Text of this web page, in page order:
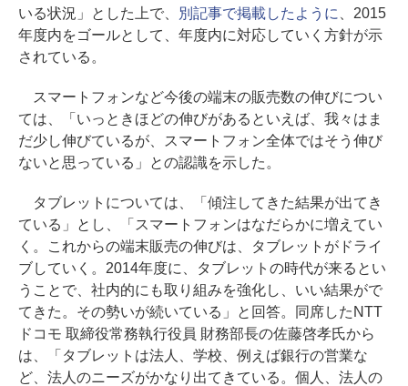
いる状況」とした上で、
別記事で掲載したように
、2015
年度内をゴールとして、年度内に対応していく方針が示
されている。
スマートフォンなど今後の端末の販売数の伸びについ
ては、「いっときほどの伸びがあるといえば、我々はま
だ少し伸びているが、スマートフォン全体ではそう伸び
ないと思っている」との認識を示した。
タブレットについては、「傾注してきた結果が出てき
ている」とし、「スマートフォンはなだらかに増えてい
く。これからの端末販売の伸びは、タブレットがドライ
ブしていく。2014年度に、タブレットの時代が来るとい
うことで、社内的にも取り組みを強化し、いい結果がで
てきた。その勢いが続いている」と回答。同席したNTT
ドコモ 取締役常務執行役員 財務部長の佐藤啓孝氏から
は、「タブレットは法人、学校、例えば銀行の営業な
ど、法人のニーズがかなり出てきている。個人、法人の